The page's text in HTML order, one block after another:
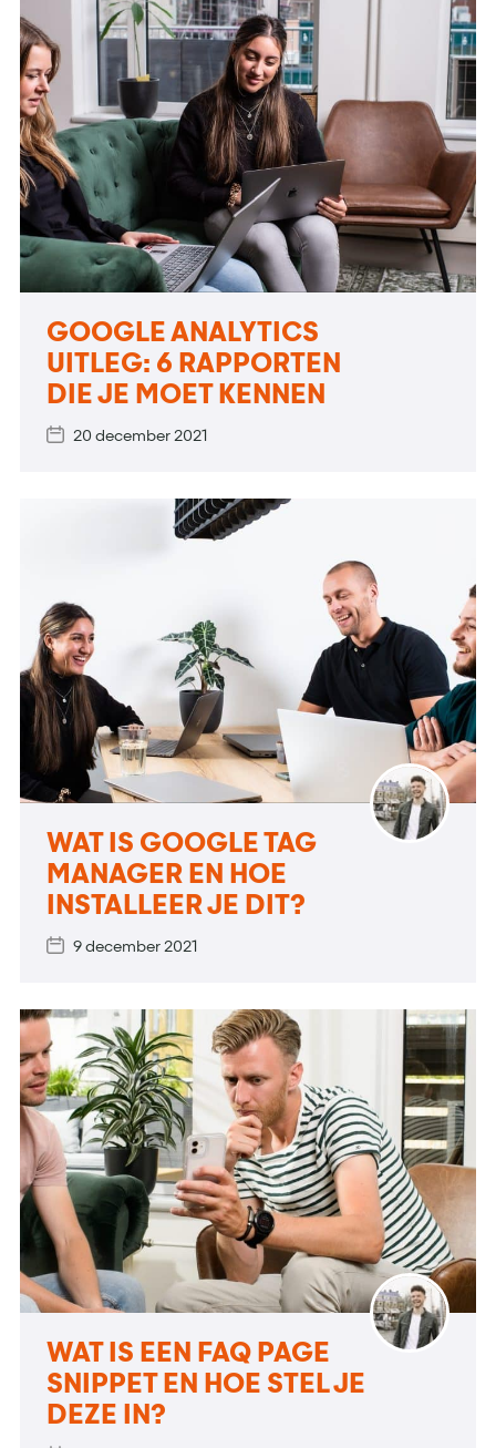
GOOGLE ANALYTICS
UITLEG: 6 RAPPORTEN
DIE JE MOET KENNEN
20 december 2021
WAT IS GOOGLE TAG
MANAGER EN HOE
INSTALLEER JE DIT?
9 december 2021
WAT IS EEN FAQ PAGE
SNIPPET EN HOE STEL JE
DEZE IN?